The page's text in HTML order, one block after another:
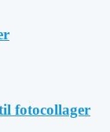
fotocollager